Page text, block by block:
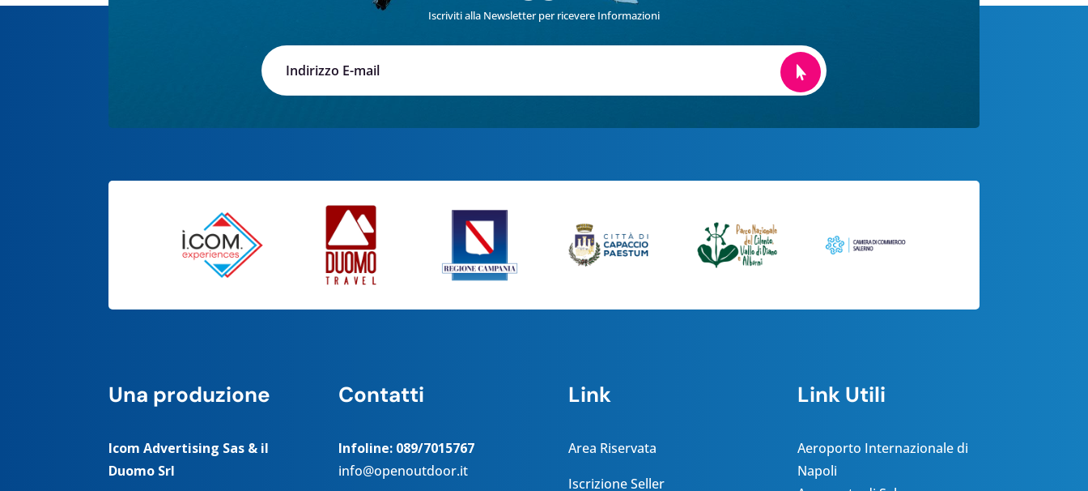
Iscriviti alla Newsletter per ricevere Informazioni
Una produzione
Icom Advertising Sas & il
Duomo Srl
Contatti
Infoline: 089/7015767
info@openoutdoor.it
Link
Area Riservata
Iscrizione Seller
Link Utili
Aeroporto Internazionale di
Napoli